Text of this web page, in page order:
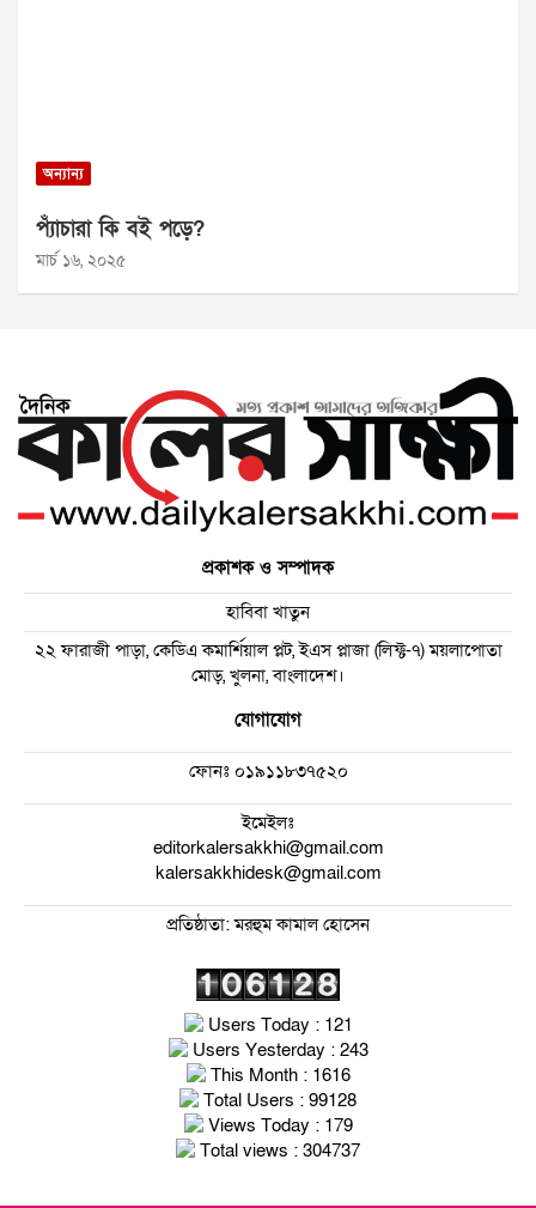
অন্যান্য
প্যাঁচারা কি বই পড়ে?
মার্চ ১৬, ২০২৫
প্রকাশক ও সম্পাদক
হাবিবা খাতুন
২২ ফারাজী পাড়া, কেডিএ কমার্শিয়াল প্লট, ইএস প্লাজা (লিফ্ট-৭) ময়লাপোতা
মোড়, খুলনা, বাংলাদেশ।
যোগাযোগ
ফোনঃ০১৯১১৮৩৭৫২০
ইমেইলঃ
editorkalersakkhi@gmail.com
kalersakkhidesk@gmail.com
প্রতিষ্ঠাতা: মরহুম কামাল হোসেন
Users Today : 121
Users Yesterday : 243
This Month : 1616
Total Users : 99128
Views Today : 179
Total views : 304737